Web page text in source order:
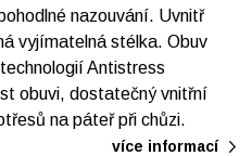
nazouvání. Uvnitř
vyjímatelná stélka. Obuv
Antistress
obuvi, dostatečný vnitřní
na páteř při chůzi.
více informací